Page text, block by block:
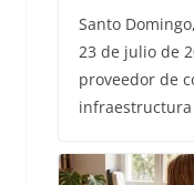
Santo
23 de julio de
proveedor de